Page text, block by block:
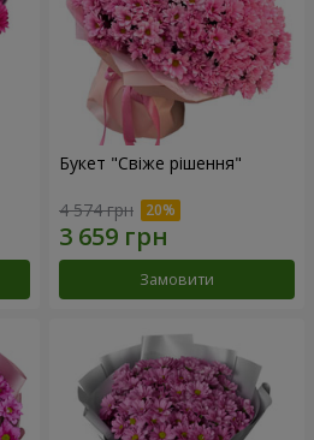
Букет "Свіже рішення"
4 574 грн
Замовити